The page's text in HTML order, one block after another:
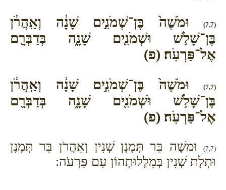
(7,7)
וּמֹשֶׁה֙ בֶּן־שְׁמֹנִ֣ים שָׁנָ֔ה וְאַֽהֲרֹ֔ן
בֶּן־שָׁלֹ֥שׁ וּשְׁמֹנִ֖ים שָׁנָ֑ה בְּדַבְּרָ֖ם
אֶל־פַּרְעֹֽה׃ (פ)
(7,7)
וּמֹשֶׁה֙ בֶּן־שְׁמֹנִ֣ים שָׁנָ֔ה וְאַֽהֲרֹ֔ן
בֶּן־שָׁלֹ֥שׁ וּשְׁמֹנִ֖ים שָׁנָ֑ה בְּדַבְּרָ֖ם
אֶל־פַּרְעֹֽה׃ (פ)
(7,7)
וּמשֶׁה בַּר תְּמָנָן שְׁנִין וְאַהֲרֹן בַּר תְּמָנָן
וּתְלָת שְׁנִין בְּמַלָלוּתְהוֹן עִם פַּרְעֹה: